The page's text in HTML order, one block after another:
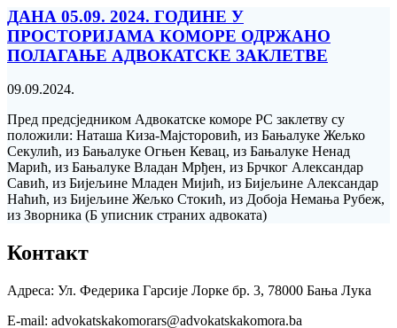
ДАНА 05.09. 2024. ГОДИНЕ У
ПРОСТОРИЈАМА КОМОРЕ ОДРЖАНО
ПОЛАГАЊЕ АДВОКАТСКЕ ЗАКЛЕТВЕ
09.09.2024.
Пред предсједником Адвокатске коморе РС заклетву су
положили: Наташа Киза-Мајсторовић, из Бањалуке Жељко
Секулић, из Бањалуке Огњен Кевац, из Бањалуке Ненад
Марић, из Бањалуке Владан Мрђен, из Брчког Александар
Савић, из Бијељине Младен Мијић, из Бијељине Александар
Наћић, из Бијељине Жељко Стокић, из Добоја Немања Рубеж,
из Зворника (Б уписник страних адвоката)
Контакт
Адреса: Ул. Федерика Гарсије Лорке бр. 3, 78000 Бања Лука
Е-mail: advokatskakomorars@advokatskakomora.ba